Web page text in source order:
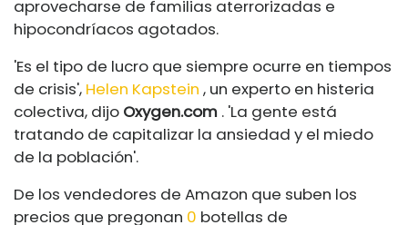
aprovecharse de familias aterrorizadas e
hipocondríacos agotados.
'Es el tipo de lucro que siempre ocurre en tiempos
de crisis', Helen Kapstein , un experto en histeria
colectiva, dijo Oxygen.com . 'La gente está
tratando de capitalizar la ansiedad y el miedo
de la población'.
De los vendedores de Amazon que suben los
precios que pregonan 0 botellas de